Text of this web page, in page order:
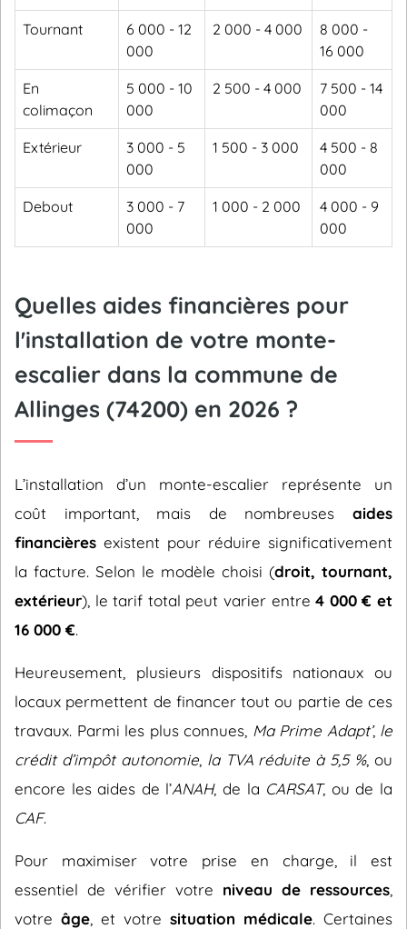
Tournant
6 000 - 12
000
2 000 - 4 000
8 000 -
16 000
En
colimaçon
5 000 - 10
000
2 500 - 4 000
7 500 - 14
000
Extérieur
3 000 - 5
000
1 500 - 3 000
4 500 - 8
000
Debout
3 000 - 7
000
1 000 - 2 000
4 000 - 9
000
Quelles aides financières pour
l'installation de votre monte-
escalier dans la commune de
Allinges (74200) en 2026 ?
L’installation d’un monte-escalier représente un
coût important, mais de nombreuses aides
financières existent pour réduire significativement
la facture. Selon le modèle choisi (droit, tournant,
extérieur), le tarif total peut varier entre4 000 € et
16 000 €.
Heureusement, plusieurs dispositifs nationaux ou
locaux permettent de financer tout ou partie de ces
travaux. Parmi les plus connues, Ma Prime Adapt’, le
crédit d’impôt autonomie, la TVA réduite à 5,5 %, ou
encore les aides de l’ANAH, de la CARSAT, ou de la
CAF.
Pour maximiser votre prise en charge, il est
essentiel de vérifier votre niveau de ressources
votre âge , et votre situation médicale. Certaines